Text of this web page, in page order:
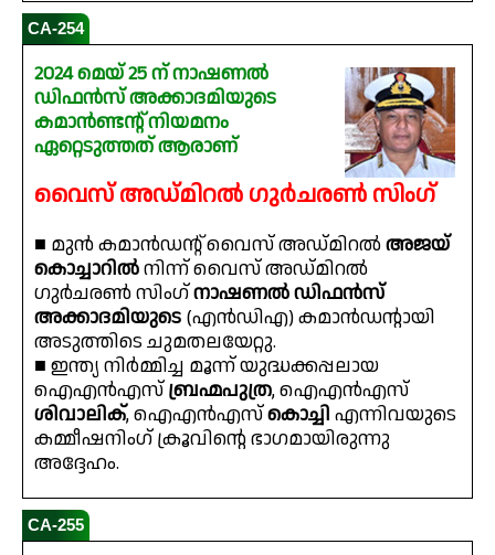
CA-254
2024 മെയ് 25 ന് നാഷണൽ
ഡിഫൻസ് അക്കാദമിയുടെ
കമാൻണ്ടന്റ് നിയമനം
ഏറ്റെടുത്തത് ആരാണ്
വൈസ് അഡ്മിറൽ ഗുർചരൺ സിംഗ്
■ മുൻ കമാൻഡൻ്റ് വൈസ് അഡ്മിറൽ അജയ്
കൊച്ചാറിൽനിന്ന് വൈസ് അഡ്മിറൽ
ഗുർചരൺ സിംഗ്നാഷണൽ ഡിഫൻസ്
അക്കാദമിയുടെ (എൻഡിഎ) കമാൻഡൻ്റായി
അടുത്തിടെ ചുമതലയേറ്റു.
■ ഇന്ത്യ നിർമ്മിച്ച മൂന്ന് യുദ്ധക്കപ്പലായ
ഐഎൻഎസ്ബ്രഹ്മപുത്ര, ഐഎൻഎസ്
ശിവാലിക്, ഐഎൻഎസ്കൊച്ചി എന്നിവയുടെ
കമ്മീഷനിംഗ് ക്രൂവിൻ്റെ ഭാഗമായിരുന്നു
അദ്ദേഹം.
CA-255